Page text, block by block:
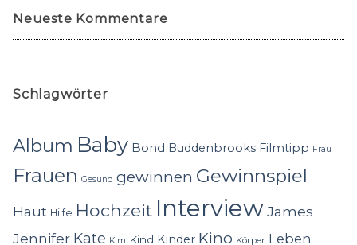
Neueste Kommentare
Schlagwörter
Album Baby Bond Buddenbrooks Filmtipp Frau
Frauen Gesund gewinnen Gewinnspiel
Haut Hilfe Hochzeit InterviewJames
Jennifer Kate Kim Kind Kinder Kino Körper Leben